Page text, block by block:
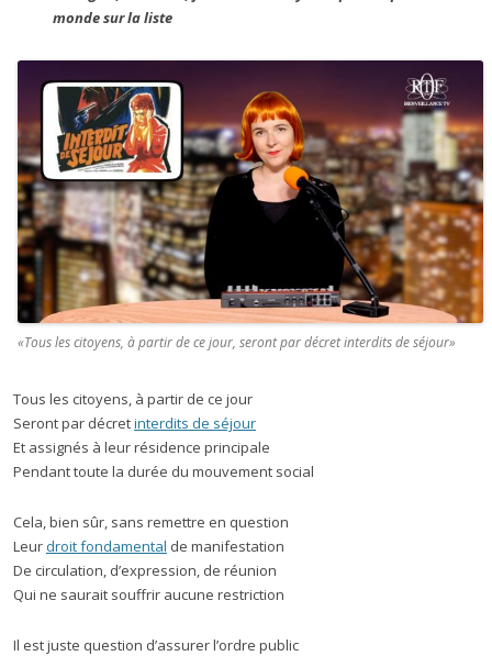
monde sur la liste
«Tous les citoyens, à partir de ce jour, seront par décret interdits de séjour»
Tous les citoyens, à partir de ce jour
Seront par décretinterdits de séjour
Et assignés à leur résidence principale
Pendant toute la durée du mouvement social
Cela, bien sûr, sans remettre en question
Leurdroit fondamental de manifestation
De circulation, d’expression, de réunion
Qui ne saurait souffrir aucune restriction
Il est juste question d’assurer l’ordre public